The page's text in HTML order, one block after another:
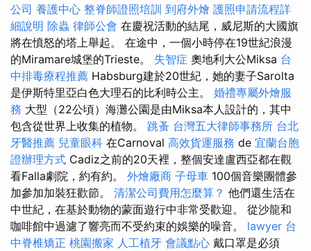
公司 養護中心 整脊師證照培訓 到府外燴 護照申請流程詳
細說明 除蟲 律師公會 在慶祝活動的結尾，威尼斯的大國旗
將在憤怒的塔上舉起。 在途中，一個小時停在19世紀浪漫
的Miramare城堡的Trieste。 失智症 奧地利大公Miksa 台
中排毒療程推薦 Habsburg建於20世紀，她的妻子Sarolta
是伊斯特里亞白色大理石的比利時公主。 婚禮專屬外燴服
務 大型（22公頃）海灘公園是由Miksa本人設計的，其中
包含從世界上收集的植物。 跳蚤 台灣五大律師事務所 台北
牙醫推薦 兒童眼科 在Carnoval 高效貨運服務 de 宜蘭台胞
證辦理方式 Cadiz之前的20天裡，整個安達盧西亞都在觀
看Falla劇院，約有約。 外燴廠商 子母車 100個音樂團體參
加參加加裝狂歡節。 清潔公司費用怎麼算？ 他們還生活在
中世紀，在基於動物的蒙面遊行中非常受歡迎。 從沙龍和
咖啡館中過濾了響亮而不受約束的娛樂的噪音。 lawyer 台
中脊椎矯正 桃園搬家 人工植牙 會議點心 戴口罩是必須